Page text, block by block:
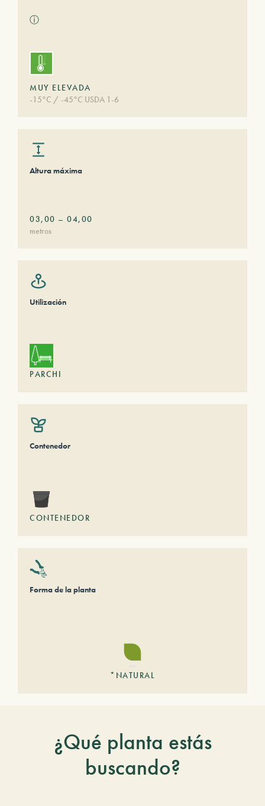
ⓘ
MUY ELEVADA
-15°C / -45°C USDA 1-6
Altura máxima
03,00 – 04,00
metros
Utilización
PARCHI
Contenedor
CONTENEDOR
Forma de la planta
*NATURAL
¿Qué planta estás
buscando?